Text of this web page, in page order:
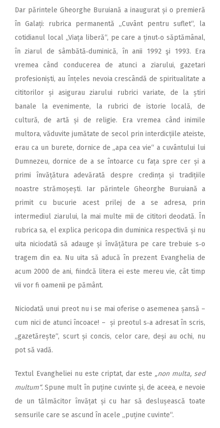
Dar părintele Gheorghe Buruiană a inaugurat și o premieră
în Galați: rubrica permanentă „Cuvânt pentru suflet“, la
cotidianul local „Viața liberă“, pe care a ținut‑o săptămânal,
în ziarul de sâmbătă‑duminică, în anii 1992 şi 1993. Era
vremea când conducerea de atunci a ziarului, gazetari
profesioniști, au înțeles nevoia crescândă de spiritualitate a
cititorilor și asigurau ziarului rubrici variate, de la știri
banale la evenimente, la rubrici de istorie locală, de
cultură, de artă și de religie. Era vremea când inimile
multora, văduvite jumătate de secol prin interdicțiile ateiste,
erau ca un burete, dornice de „apa cea vie“ a cuvântului lui
Dumnezeu, dornice de a se întoarce cu fața spre cer și a
primi învățătura adevărată despre credința și tradițiile
noastre strămoșești. Iar părintele Gheorghe Buruiană a
primit cu bucurie acest prilej de a se adresa, prin
intermediul ziarului, la mai multe mii de cititori deodată. În
rubrica sa, el explica pericopa din duminica respectivă și nu
uita niciodată să adauge și învățătura pe care trebuie s‑o
tragem din ea. Nu uita să aducă în prezent Evanghelia de
acum 2000 de ani, fiindcă litera ei este mereu vie, cât timp
vii vor fi oamenii pe pământ.
Niciodată unui preot nu i se mai oferise o asemenea șansă –
cum nici de atunci încoace! – și preotul s‑a adresat în scris,
„gazetărește“, scurt și concis, celor care, deși au ochi, nu
pot să vadă.
Textul Evangheliei nu este criptat, dar este „non multa, sed
multum“.Spune mult în puține cuvinte și, de aceea, e nevoie
de un tălmăcitor învățat și cu har să deslușească toate
sensurile care se ascund în acele „puține cuvinte“.